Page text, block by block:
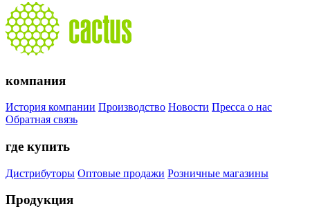
компания
История компании Производство Новости Пресса о нас
Обратная связь
где купить
Дистрибуторы Оптовые продажи Розничные магазины
Продукция